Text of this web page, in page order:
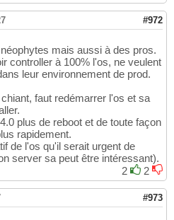
#972
mais aussi à des pros.
controller à 100% l'os, ne veulent
leur environnement de prod.
faut redémarrer l'os et sa
plus de reboot et de toute façon
rapidement.
de l'os qu'il serait urgent de
server sa peut être intéressant).
2
2
#973